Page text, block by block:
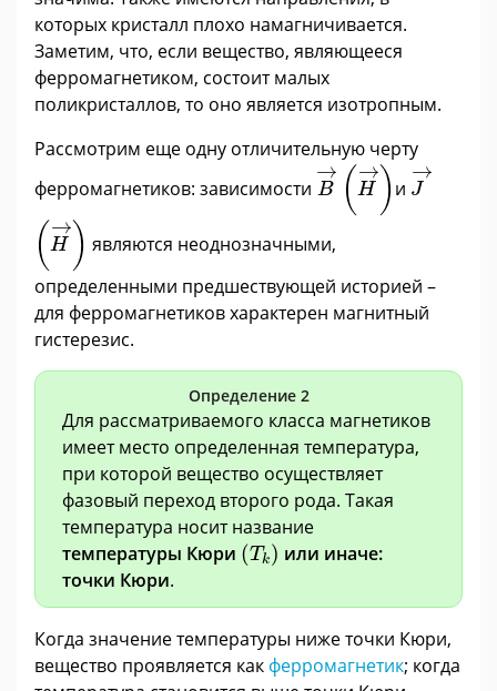
которых кристалл плохо намагничивается.
Заметим, что, если вещество, являющееся
ферромагнетиком, состоит малых
поликристаллов, то оно является изотропным.
Рассмотрим еще одну отличительную черту
ферромагнетиков: зависимости
→
B
B→( →
H )
H→
и
→
J
J→
( →
H )
H →
являются неоднозначными,
определенными предшествующей историей –
для ферромагнетиков характерен магнитный
гистерезис.
Определение 2
Для рассматриваемого класса магнетиков
имеет место определенная температура,
при которой вещество осуществляет
фазовый переход второго рода. Такая
температура носит название
температуры Кюри (Tk)
(Tk) или иначе:
точки Кюри.
Когда значение температуры ниже точки Кюри,
вещество проявляется как ферромагнетик; когда